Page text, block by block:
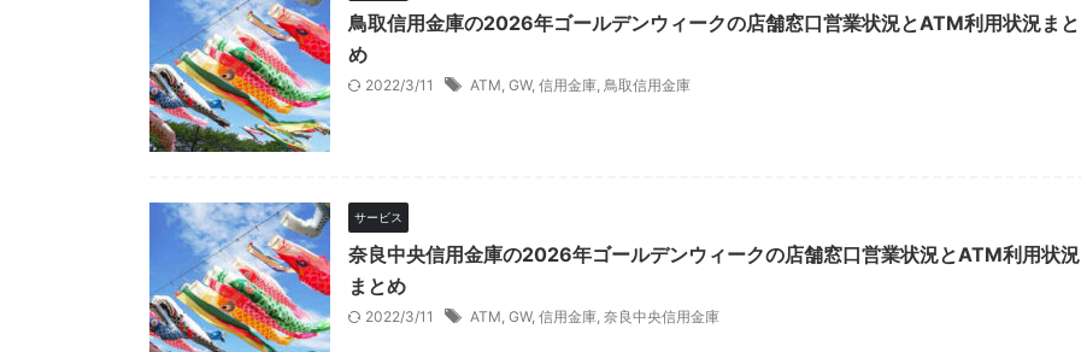
鳥取信用金庫の2026年ゴールデンウィークの店舗窓口営業状況とATM利用状況まと
め
2022/3/11 ATM, GW, 信用金庫, 鳥取信用金庫
サービス
奈良中央信用金庫の2026年ゴールデンウィークの店舗窓口営業状況とATM利用状況
まとめ
2022/3/11 ATM, GW, 信用金庫, 奈良中央信用金庫